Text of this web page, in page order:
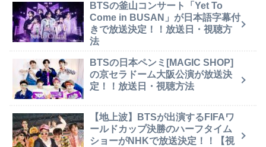
BTSの釜山コンサート「Yet To
Come in BUSAN」が日本語字幕付
きで放送決定！！放送日・視聴方
法
BTSの日本ペンミ[MAGIC SHOP]
の京セラドーム大阪公演が放送決
定！！放送日・視聴方法
【地上波】BTSが出演するFIFAワ
ールドカップ決勝のハーフタイム
ショーがNHKで放送決定！！【視